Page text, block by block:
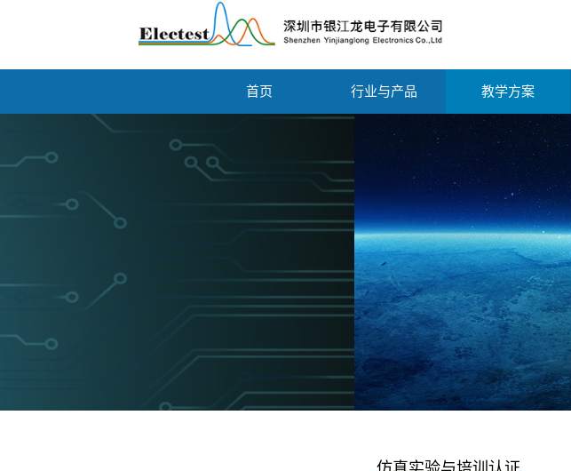
首页 行业与产品 教学方案